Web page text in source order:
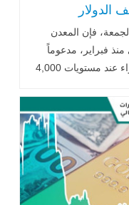
فإن المعدن
فبراير، مدعوماً
بضعف الدولار الأمريكي، وعمليات الشراء عند مستويات 4,000